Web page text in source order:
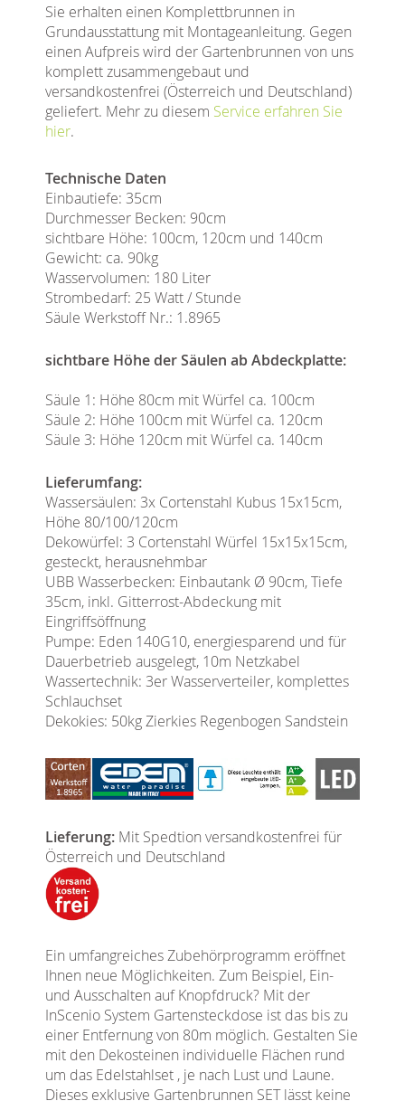
Sie erhalten einen Komplettbrunnen in
Grundausstattung mit Montageanleitung. Gegen
einen Aufpreis wird der Gartenbrunnen von uns
komplett zusammengebaut und
versandkostenfrei (Österreich und Deutschland)
geliefert. Mehr zu diesem Service erfahren Sie
hier.
Technische Daten
Einbautiefe: 35cm
Durchmesser Becken: 90cm
sichtbare Höhe: 100cm, 120cm und 140cm
Gewicht: ca. 90kg
Wasservolumen: 180 Liter
Strombedarf: 25 Watt / Stunde
Säule Werkstoff Nr.: 1.8965
sichtbare Höhe der Säulen ab Abdeckplatte:
Säule 1: Höhe 80cm mit Würfel ca. 100cm
Säule 2: Höhe 100cm mit Würfel ca. 120cm
Säule 3: Höhe 120cm mit Würfel ca. 140cm
Lieferumfang:
Wassersäulen: 3x Cortenstahl Kubus 15x15cm,
Höhe 80/100/120cm
Dekowürfel: 3 Cortenstahl Würfel 15x15x15cm,
gesteckt, herausnehmbar
UBB Wasserbecken: Einbautank Ø 90cm, Tiefe
35cm, inkl. Gitterrost-Abdeckung mit
Eingriffsöffnung
Pumpe: Eden 140G10, energiesparend und für
Dauerbetrieb ausgelegt, 10m Netzkabel
Wassertechnik: 3er Wasserverteiler, komplettes
Schlauchset
Dekokies: 50kg Zierkies Regenbogen Sandstein
Lieferung: Mit Spedtion versandkostenfrei für
Österreich und Deutschland
Ein umfangreiches Zubehörprogramm eröffnet
Ihnen neue Möglichkeiten. Zum Beispiel, Ein-
und Ausschalten auf Knopfdruck? Mit der
InScenio System Gartensteckdose ist das bis zu
einer Entfernung von 80m möglich. Gestalten Sie
mit den Dekosteinen individuelle Flächen rund
um das Edelstahlset , je nach Lust und Laune.
Dieses exklusive Gartenbrunnen SET lässt keine